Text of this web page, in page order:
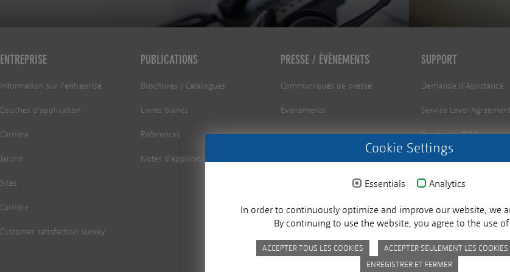
ENTREPRISE
Information sur l'entreprise
Couches d'application
Carrière
Jalons
Sites
Carrière
Customer satisfaction survey
PUBLICATIONS
Brochures / Catalogues
Livres blancs
Références
Notes d'application
PRESSE / ÉVÈNEMENTS
Communiqués de presse
Événements
SUPPORT
Demande d’Assistance
Service Level
Procédure RMA
Portail de support
Demande de Formation
Newsletter - TechNews
Customer satisfaction
Cookie Settings
Essentials Analytics
In order to continuously optimize and improve our website, we
By continuing to use the website, you agree to the use
ACCEPTER TOUS LES COOKIES
ACCEPTER SEULEMENT LES COOKIES
ENREGISTRER ET FERMER